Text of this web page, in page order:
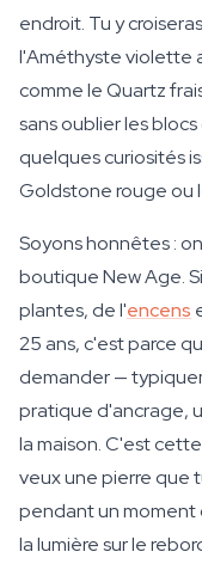
endroit. Tu y
l'Améthyste violette
comme le Quartz
sans oublier les
quelques curiosités
Goldstone rouge ou
Soyons honnêtes :
boutique New Age.
plantes, de l'encens
25 ans, c'est parce
demander —
pratique d'ancrage,
la maison. C'est
veux une pierre que
pendant un moment
la lumière sur le